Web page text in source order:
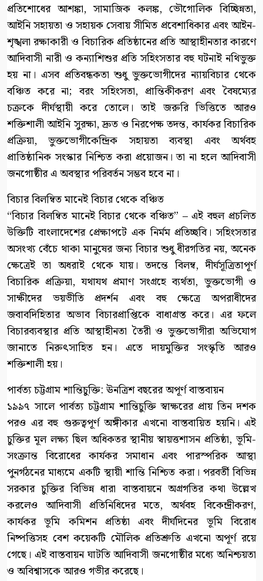
প্রতিশোধের আশঙ্কা, সামাজিক কলঙ্ক, ভৌগোলিক বিচ্ছিন্নতা,
আইনি সহায়তা ও সহায়ক সেবায় সীমিত প্রবেশাধিকার এবং আইন-
শৃঙ্খলা রক্ষাকারী ও বিচারিক প্রতিষ্ঠানের প্রতি আস্থাহীনতার কারণে
আদিবাসী নারী ও কন্যাশিশুর প্রতি সহিংসতার বহু ঘটনাই নথিভুক্ত
হয় না। এসব প্রতিবন্ধকতা শুধু ভুক্তভোগীদের ন্যায়বিচার থেকে
বঞ্চিত করে না; বরং সহিংসতা, প্রান্তিকীকরণ এবং বৈষম্যের
চক্রকে দীর্ঘস্থায়ী করে তোলে। তাই জরুরি ভিত্তিতে আরও
শক্তিশালী আইনি সুরক্ষা, দ্রুত ও নিরপেক্ষ তদন্ত, কার্যকর বিচারিক
প্রক্রিয়া, ভুক্তভোগীকেন্দ্রিক সহায়তা ব্যবস্থা এবং অর্থবহ
প্রাতিষ্ঠানিক সংস্কার নিশ্চিত করা প্রয়োজন। তা না হলে আদিবাসী
জনগোষ্ঠীর এ অবস্থার পরিবর্তন সম্ভব হবে না।
বিচার বিলম্বিত মানেই বিচার থেকে বঞ্চিত
“বিচার বিলম্বিত মানেই বিচার থেকে বঞ্চিত” – এই বহুল প্রচলিত
উক্তিটি বাংলাদেশের প্রেক্ষাপটে এক নির্মম প্রতিচ্ছবি। সহিংসতার
অসংখ্য বেঁচে থাকা মানুষের জন্য বিচার শুধু ধীরগতির নয়, অনেক
ক্ষেত্রেই তা অধরাই থেকে যায়। তদন্তে বিলম্ব, দীর্ঘসূত্রিতাপূর্ণ
বিচারিক প্রক্রিয়া, যথাযথ প্রমাণ সংগ্রহে ব্যর্থতা, ভুক্তভোগী ও
সাক্ষীদের ভয়ভীতি প্রদর্শন এবং বহু ক্ষেত্রে অপরাধীদের
জবাবদিহিতার অভাব বিচারপ্রাপ্তিকে বাধাগ্রস্ত করে। এর ফলে
বিচারব্যবস্থার প্রতি আস্থাহীনতা তৈরী ও ভুক্তভোগীরা অভিযোগ
জানাতে নিরুৎসাহিত হন। এতে দায়মুক্তির সংস্কৃতি আরও
শক্তিশালী হয়।
পার্বত্য চট্টগ্রাম শান্তিচুক্তি: ঊনত্রিশ বছরের অপূর্ণ বাস্তবায়ন
১৯৯৭ সালে পার্বত্য চট্টগ্রাম শান্তিচুক্তি স্বাক্ষরের প্রায় তিন দশক
পরও এর বহু গুরুত্বপূর্ণ অঙ্গীকার এখনো বাস্তবায়িত হয়নি। এই
চুক্তির মূল লক্ষ্য ছিল অধিকতর স্থানীয় স্বায়ত্তশাসন প্রতিষ্ঠা, ভূমি-
সংক্রান্ত বিরোধের কার্যকর সমাধান এবং পারস্পরিক আস্থা
পুনর্গঠনের মাধ্যমে একটি স্থায়ী শান্তি নিশ্চিত করা। পরবর্তী বিভিন্ন
সরকার চুক্তির বিভিন্ন ধারা বাস্তবায়নে অগ্রগতির কথা উল্লেখ
করলেও আদিবাসী প্রতিনিধিদের মতে, অর্থবহ বিকেন্দ্রীকরণ,
কার্যকর ভূমি কমিশন প্রতিষ্ঠা এবং দীর্ঘদিনের ভূমি বিরোধ
নিষ্পত্তিসহ বেশ কয়েকটি মৌলিক প্রতিশ্রুতি এখনো অপূর্ণ রয়ে
গেছে। এই বাস্তবায়ন ঘাটতি আদিবাসী জনগোষ্ঠীর মধ্যে অনিশ্চয়তা
ও অবিশ্বাসকে আরও গভীর করেছে।